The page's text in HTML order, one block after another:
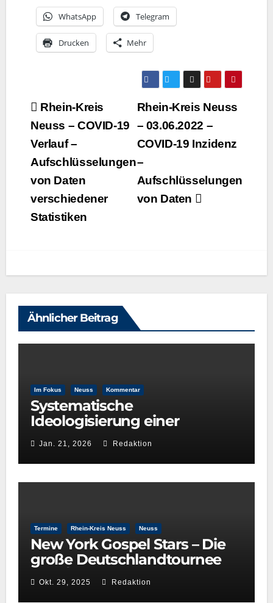
Whats­App Tele­gram
Dru­cken Mehr
Beitragsnavigation
Rhein-Kreis Neuss
– 03.06.2022 –
COVID-19 Inzidenz
–
Aufschlüsselungen
von Daten
Rhein-Kreis
Neuss – COVID-19
Verlauf –
Aufschlüsselungen
von Daten
verschiedener
Statistiken
Ähnlicher Beitrag
Im Fokus Neuss Kommentar
Systematische
Ideologisierung einer
Kulturentscheidung: Die Rolle
der GRÜNEN im
Kulturausschuss
Jan. 21, 2026 Redaktion
Termine Rhein-Kreis Neuss Neuss
New York Gospel Stars – Die
große Deutschlandtournee
2025/26
Okt. 29, 2025 Redaktion